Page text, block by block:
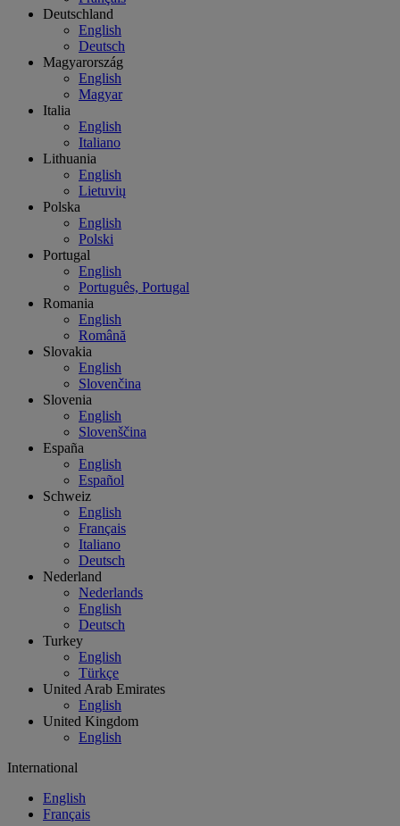
Deutschland
English
Deutsch
Magyarország
English
Magyar
Italia
English
Italiano
Lithuania
English
Lietuvių
Polska
English
Polski
Portugal
English
Português, Portugal
Romania
English
Română
Slovakia
English
Slovenčina
Slovenia
English
Slovenščina
España
English
Español
Schweiz
English
Français
Italiano
Deutsch
Nederland
Nederlands
English
Deutsch
Turkey
English
Türkçe
United Arab Emirates
English
United Kingdom
English
International
English
Français